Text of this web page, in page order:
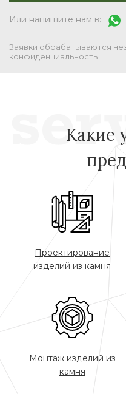
Или напишите нам в:
Заявки обрабатываются
конфиденциальность
Какие
Проектирование
изделий из камня
Монтаж изделий из
камня